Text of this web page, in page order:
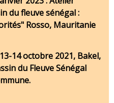
du fleuve sénégal :
Rosso, Mauritanie
14 octobre 2021, Bakel,
du Fleuve Sénégal